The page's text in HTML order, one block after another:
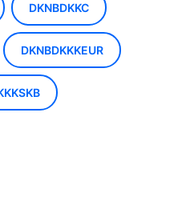
DKNBDKKC
DKNBDKKKEUR